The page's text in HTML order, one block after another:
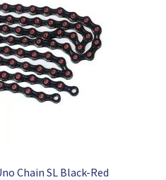
Chain SL Black-Red